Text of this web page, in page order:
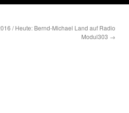
/ Heute: Bernd-Michael Land auf Radio
Modul303 →